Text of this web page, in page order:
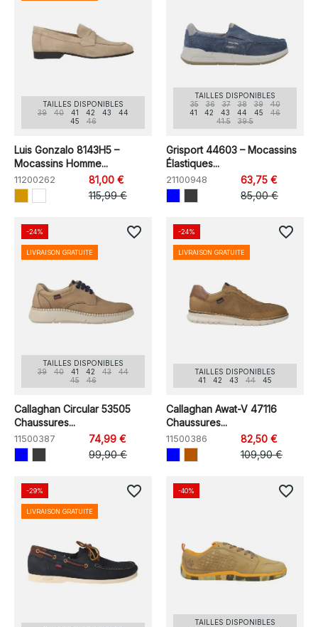
TAILLES DISPONIBLES
39
40 41 42 43
44
45
46
Luis Gonzalo 8143H5 –
Mocassins Homme...
11200262
81,00 €
115,99 €
TAILLES DISPONIBLES
35
36 37 38 39
40
41
42 43 44 45
46
41.5
39.5
Grisport 44603 – Mocassins
Élastiques...
21100948
63,75 €
85,00 €
TAILLES DISPONIBLES
39
40 41 42 43
44
45
46
Callaghan Circular 53505
Chaussures...
11500387
74,99 €
99,90 €
-24%
LIVRAISON GRATUITE
favorite_border
TAILLES DISPONIBLES
41
42 43 44 45
Callaghan Awat-V 47116
Chaussures...
11500386
82,50 €
109,90 €
-24%
LIVRAISON GRATUITE
favorite_border
-29%
LIVRAISON GRATUITE
favorite_border
TAILLES DISPONIBLES
-40% favorite_border